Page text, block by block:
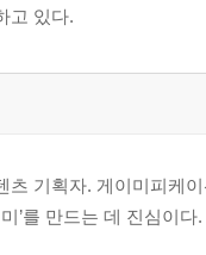
고 있다.
츠 기획자. 게이미피케
’를 만드는 데 진심이